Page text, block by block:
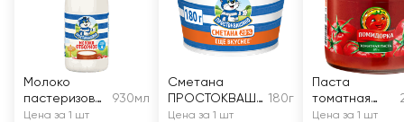
Молоко
пастеризова
нное
930мл
Цена за 1 шт
Сметана
ПРОСТОКВАШИ
НО 20%, без
180г
Цена за 1 шт
Паста
томатная
ПОМИДОРКА
Цена за 1 шт